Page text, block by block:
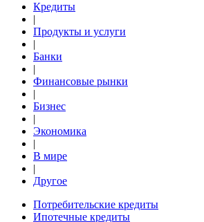
Кредиты
|
Продукты и услуги
|
Банки
|
Финансовые рынки
|
Бизнес
|
Экономика
|
В мире
|
Другое
Потребительские кредиты
Ипотечные кредиты